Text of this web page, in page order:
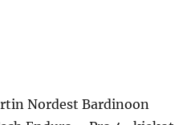
Nordest Bardinoon